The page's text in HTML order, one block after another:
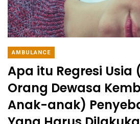
AMBULANCE
Apa itu Regresi Usia
Orang Dewasa
Anak-anak)